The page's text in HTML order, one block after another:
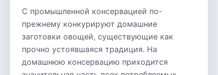
С промышленной консервацией по-
прежнему конкурируют домашние
заготовки овощей, существующие как
прочно устоявшаяся традиция. На
домашнюю консервацию приходится